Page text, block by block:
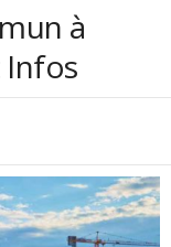
à
Infos